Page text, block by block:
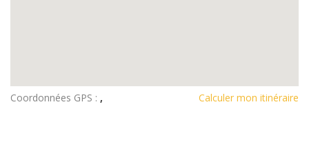
Coordonnées GPS : , Calculer mon itinéraire